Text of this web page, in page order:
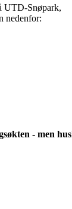
UTD-Snøpark,
nedenfor:
- men